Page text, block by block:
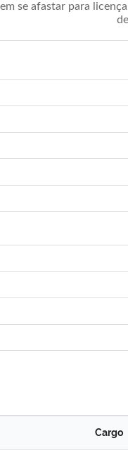
se afastar para
Cargo